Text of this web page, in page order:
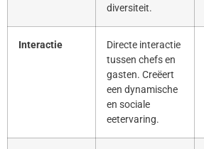
diversiteit.
Interactie
Directe interactie
tussen chefs en
gasten. Creëert
een dynamische
en sociale
eetervaring.